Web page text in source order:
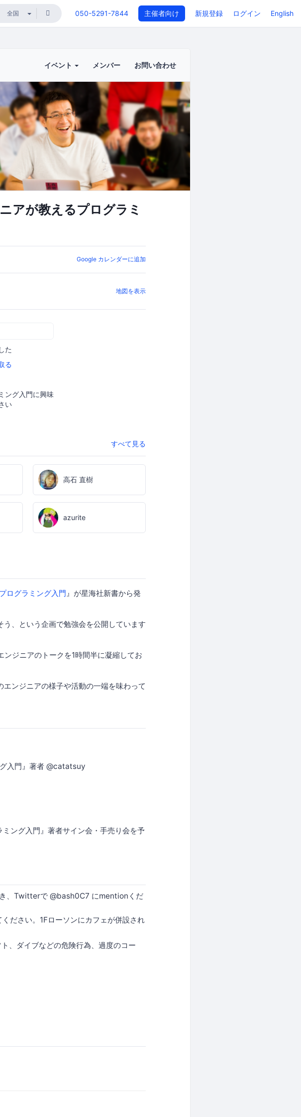
050-5291-7844 主催者向け 新規登録 ログイン English
イベント メンバー お問い合わせ
アが教えるプログラミ
Google カレンダーに追加
地図を表示
た
る
ング入門に興味
い
すべて見る
高石 直樹
azurite
ログラミング入門』が星海社新書から発
、という企画で勉強会を公開しています
ジニアのトークを1時間半に凝縮してお
ンジニアの様子や活動の一端を味わって
入門』著者 @catatsuy
ング入門』著者サイン会・手売り会を予
、Twitterで @bash0C7 にmentionくだ
ださい。1Fローソンにカフェが併設され
、ダイブなどの危険行為、過度のコー